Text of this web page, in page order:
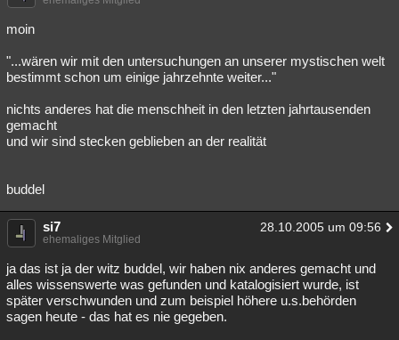
moin
"...wären wir mit den untersuchungen an unserer mystischen welt
bestimmt schon um einige jahrzehnte weiter..."
nichts anderes hat die menschheit in den letzten jahrtausenden
gemacht
und wir sind stecken geblieben an der realität
buddel
si7 28.10.2005 um 09:56
ehemaliges Mitglied
ja das ist ja der witz buddel, wir haben nix anderes gemacht und
alles wissenswerte was gefunden und katalogisiert wurde, ist
später verschwunden und zum beispiel höhere u.s.behörden
sagen heute - das hat es nie gegeben.